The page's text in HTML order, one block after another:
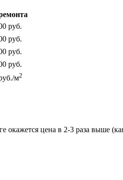
руб.
руб.
руб.
руб.
м2
цена в 2-3 раза выше